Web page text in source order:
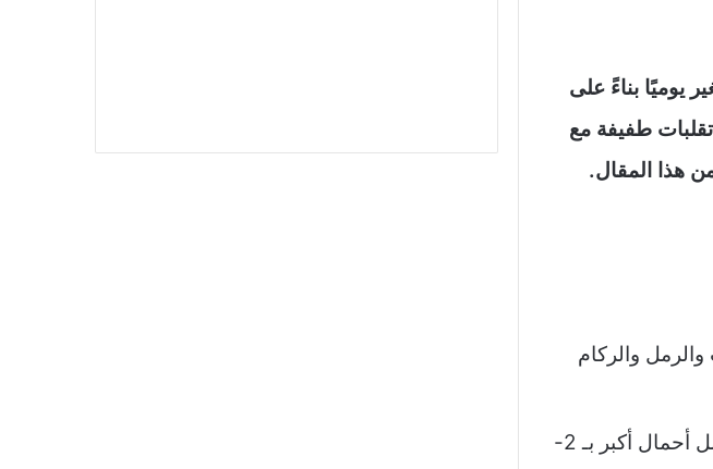
آخر تحديث في العام 2026، والتي تتغير يوميًا بناءً على
طفيفة مع
هذا المقال.
والركام
تُستخدم الخرسانة سابقة الإجهاد في المشاريع الكبيرة لقدرتها على تحمل أحمال أكبر بـ 2-